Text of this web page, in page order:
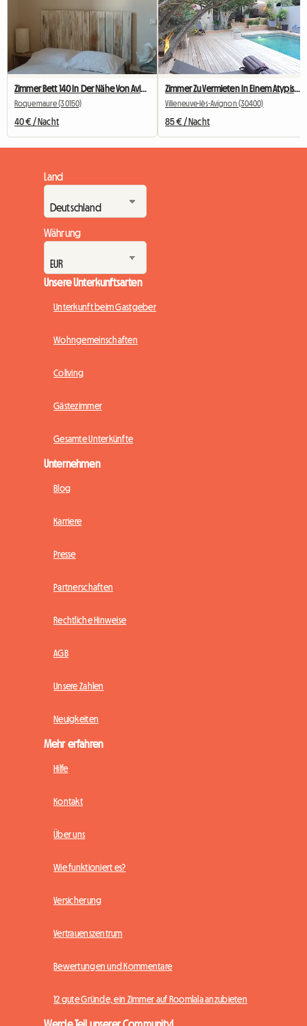
Zimmer Bett 140 In Der Nähe Von Avignon Orange 20 Mn Von Marcoule
Roquemaure (30150)
40 € / Nacht
Zimmer Zu Vermieten In Einem Atypischen Haus (Kopie)
Villeneuve-lès-Avignon (30400)
85 € / Nacht
Land
Währung
Unsere Unterkunftsarten
Unterkunft beim Gastgeber
Wohngemeinschaften
Coliving
Gästezimmer
Gesamte Unterkünfte
Unternehmen
Blog
Karriere
Presse
Partnerschaften
Rechtliche Hinweise
AGB
Unsere Zahlen
Neuigkeiten
Mehr erfahren
Hilfe
Kontakt
Über uns
Wie funktioniert es?
Versicherung
Vertrauenszentrum
Bewertungen und Kommentare
12 gute Gründe, ein Zimmer auf Roomlala anzubieten
Werde Teil unserer Community!